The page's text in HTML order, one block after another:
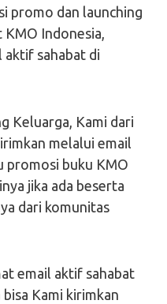
promo dan launching
Indonesia,
aktif sahabat di
Keluarga, Kami dari
melalui email
buku KMO
jika ada beserta
dari komunitas
email aktif sahabat
Kami kirimkan